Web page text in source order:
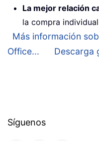
La mejor relación
la compra
Más información
Office...
Descarga
Síguenos